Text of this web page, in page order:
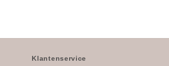
Klantenservice